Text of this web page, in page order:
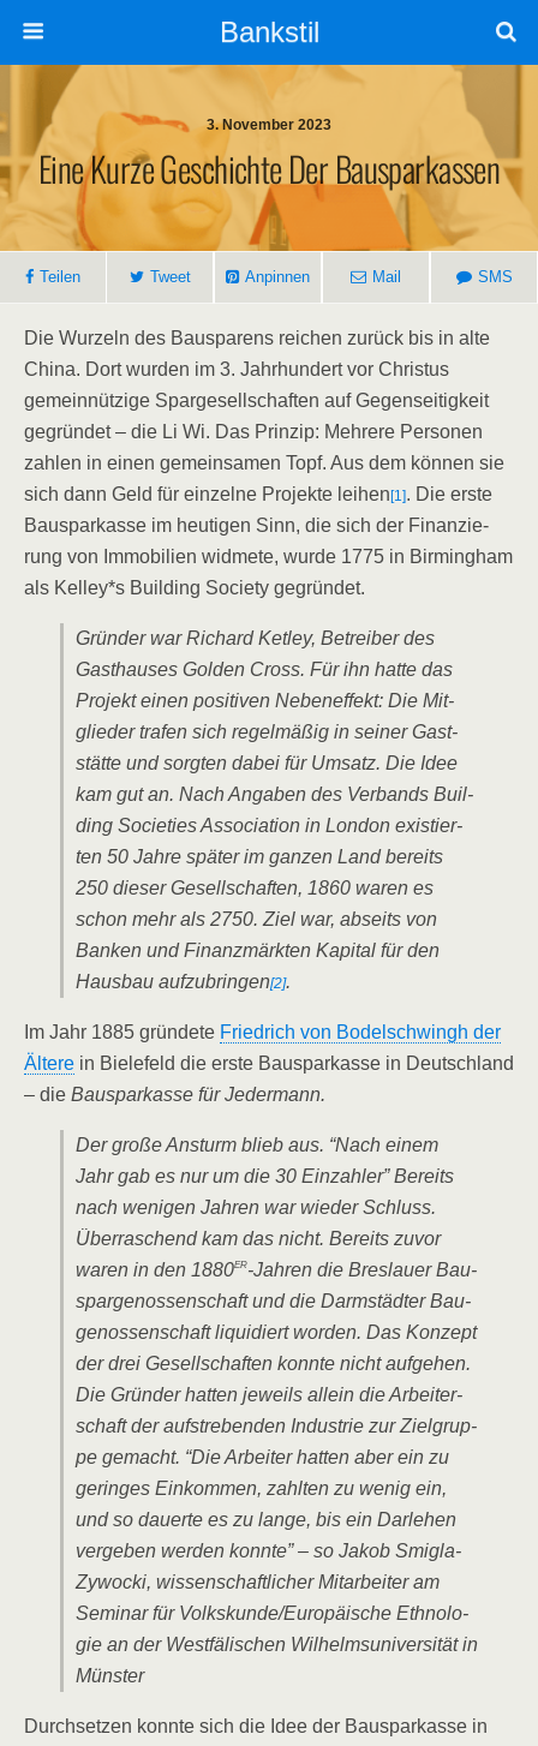
Bankstil
3. November 2023
Eine Kur­ze Geschich­te Der Bausparkassen
Tei­len Tweet Anpin­nen Mail SMS
Die Wur­zeln des Bau­spa­rens rei­chen zurück bis in alte
Chi­na. Dort wur­den im 3. Jahr­hun­dert vor Chris­tus
gemein­nüt­zi­ge Spar­ge­sell­schaf­ten auf Gegen­sei­tig­keit
gegrün­det – die Li Wi. Das Prin­zip: Meh­re­re Per­so­nen
zah­len in einen gemein­sa­men Topf. Aus dem kön­nen sie
sich dann Geld für ein­zel­ne Pro­jek­te lei­hen [1]. Die ers­te
Bau­spar­kas­se im heu­ti­gen Sinn, die sich der Finan­zie­
rung von Immo­bi­li­en wid­me­te, wur­de 1775 in Bir­ming­ham
als Kelley*s Buil­ding Socie­ty gegründet.
Grün­der war Richard Ket­ley, Betrei­ber des
Gast­hau­ses Gol­den Cross. Für ihn hat­te das
Pro­jekt einen posi­ti­ven Neben­ef­fekt: Die Mit­
glie­der tra­fen sich regel­mä­ßig in sei­ner Gast­
stät­te und sorg­ten dabei für Umsatz. Die Idee
kam gut an. Nach Anga­ben des Ver­bands Buil­
ding Socie­ties Asso­cia­ti­on in Lon­don exis­tier­
ten 50 Jah­re spä­ter im gan­zen Land bereits
250 die­ser Gesell­schaf­ten, 1860 waren es
schon mehr als 2750. Ziel war, abseits von
Ban­ken und Finanz­märk­ten Kapi­tal für den
Haus­bau auf­zu­brin­gen[2].
Im Jahr 1885 grün­de­te Fried­rich von Bodel­schwingh der
Älte­re in Bie­le­feld die ers­te Bau­spar­kas­se in Deutsch­land
– die Bau­spar­kas­se für Jedermann.
Der gro­ße Ansturm blieb aus. “Nach einem
Jahr gab es nur um die 30 Ein­zah­ler” Bereits
nach weni­gen Jah­ren war wie­der Schluss.
Über­ra­schend kam das nicht. Bereits zuvor
waren in den 1880er-Jah­ren die Bres­lau­er Bau­
spar­ge­nos­sen­schaft und die Darm­städ­ter Bau­
ge­nos­sen­schaft liqui­diert wor­den. Das Kon­zept
der drei Gesell­schaf­ten konn­te nicht auf­ge­hen.
Die Grün­der hat­ten jeweils allein die Arbei­ter­
schaft der auf­stre­ben­den Indus­trie zur Ziel­grup­
pe gemacht. “Die Arbei­ter hat­ten aber ein zu
gerin­ges Ein­kom­men, zahl­ten zu wenig ein,
und so dau­er­te es zu lan­ge, bis ein Dar­le­hen
ver­ge­ben wer­den konn­te” – so Jakob Smi­g­la-
Zywo­cki, wis­sen­schaft­li­cher Mit­ar­bei­ter am
Semi­nar für Volkskunde/​Europäische Eth­no­lo­
gie an der West­fä­li­schen Wil­helms­uni­ver­si­tät in
Münster
Durch­set­zen konn­te sich die Idee der Bau­spar­kas­se in